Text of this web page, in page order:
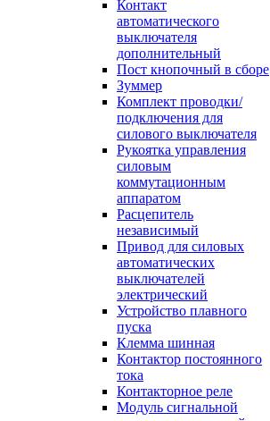
Контакт
автоматического
выключателя
дополнительный
Пост кнопочный в сборе
Зуммер
Комплект проводки/
подключения для
силового выключателя
Рукоятка управления
силовым
коммутационным
аппаратом
Расцепитель
независимый
Привод для силовых
автоматических
выключателей
электрический
Устройство плавного
пуска
Клемма шинная
Контактор постоянного
тока
Контакторное реле
Модуль сигнальной